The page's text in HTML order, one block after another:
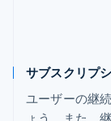
サブスクリプ
ユーザーの継